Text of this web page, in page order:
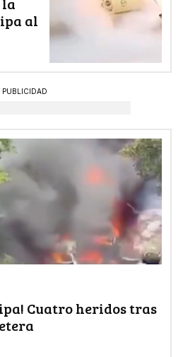
al
PUBLICIDAD
Cuatro heridos tras